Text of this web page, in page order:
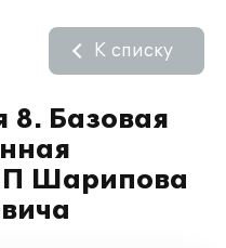
8. Базовая
Шарипова
К списку